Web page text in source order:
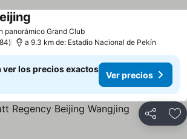
panorámico Grand Club
a 9.3 km de: Estadio Nacional de Pekín
ver los precios exactos
Ver precios
Compartir